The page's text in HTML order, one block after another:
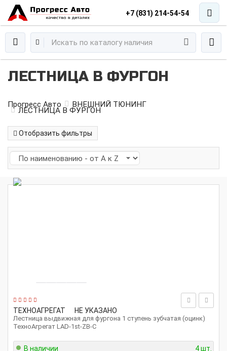
+7 (831) 214-54-54
ЛЕСТНИЦА В ФУРГОН
Прогресс Авто ВНЕШНИЙ ТЮНИНГ
ЛЕСТНИЦА В ФУРГОН
Отобразить фильтры
ТЕХНОАГРЕГАТ НЕ УКАЗАНО
Лестница выдвижная для фургона 1 ступень зубчатая (оцинк)
ТехноАгрегат LAD-1st-ZB-C
В наличии 4 шт.